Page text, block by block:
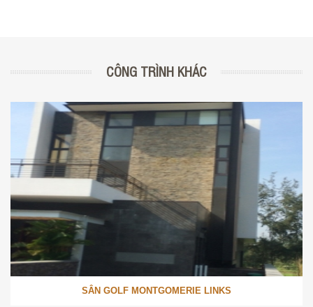
CÔNG TRÌNH KHÁC
SÂN GOLF MONTGOMERIE LINKS